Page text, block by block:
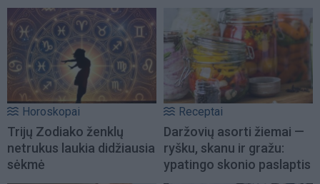
Horoskopai
Trijų Zodiako ženklų
netrukus laukia didžiausia
sėkmė
Receptai
Daržovių asorti žiemai —
ryšku, skanu ir gražu:
ypatingo skonio paslaptis